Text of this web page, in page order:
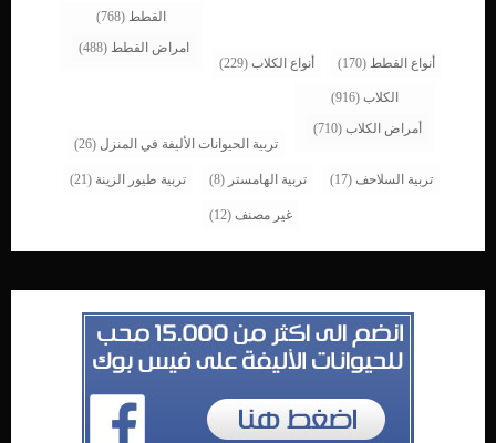
أنواع القطط (170) أنواع الكلاب (229)
القطط (768)
امراض القطط (488)
الكلاب (916)
أمراض الكلاب (710)
تربية الحيوانات الأليفة في المنزل (26)
تربية السلاحف (17) تربية الهامستر (8) تربية طيور الزينة (21)
غير مصنف (12)